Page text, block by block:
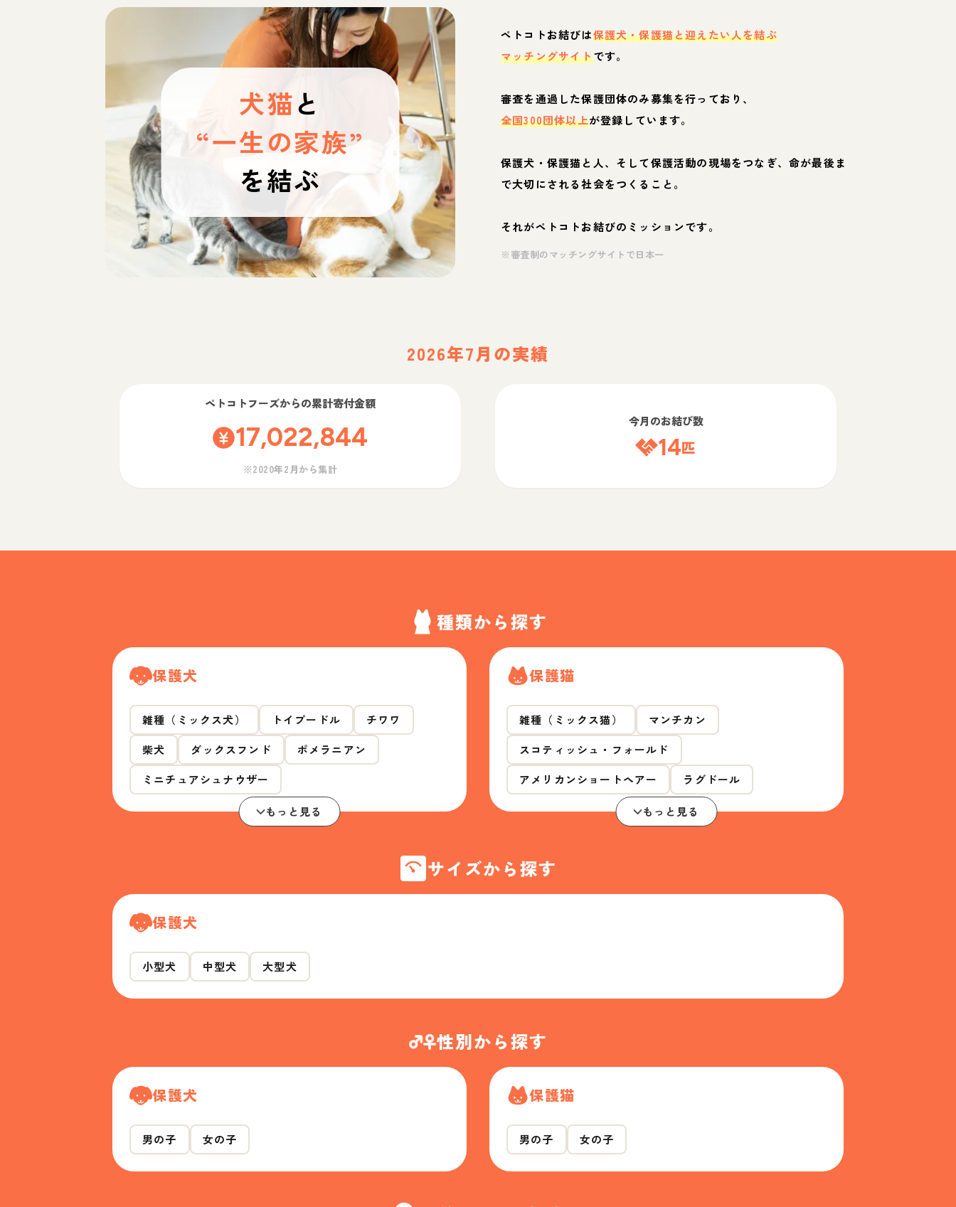
犬猫と
“一生の家族”
を結ぶ
ペトコトお結びは保護犬・保護猫と迎えたい人を結ぶ
マッチングサイトです。
審査を通過した保護団体のみ募集を行っており、
全国300団体以上が登録しています。
保護犬・保護猫と人、そして保護活動の現場をつなぎ、命が最後ま
で大切にされる社会をつくること。
それがペトコトお結びのミッションです。
※審査制のマッチングサイトで日本一
2026年7月の実績
ペトコトフーズからの累計寄付金額
17,022,844
※2020年2月から集計
今月のお結び数
14匹
種類から探す
保護犬
雑種（ミックス犬） トイプードル
チワワ
柴犬
ダックスフンド
ポメラニアン
ミニチュアシュナウザー
もっと見る
保護猫
雑種（ミックス猫）
マンチカン
スコティッシュ・フォールド
アメリカンショートヘアー
ラグドール
もっと見る
サイズから探す
保護犬
小型犬 中型犬 大型犬
性別から探す
保護犬
男の子 女の子
保護猫
男の子 女の子